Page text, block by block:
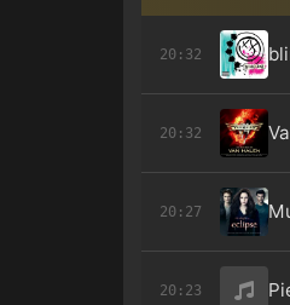
20:32
20:32
20:27
20:23